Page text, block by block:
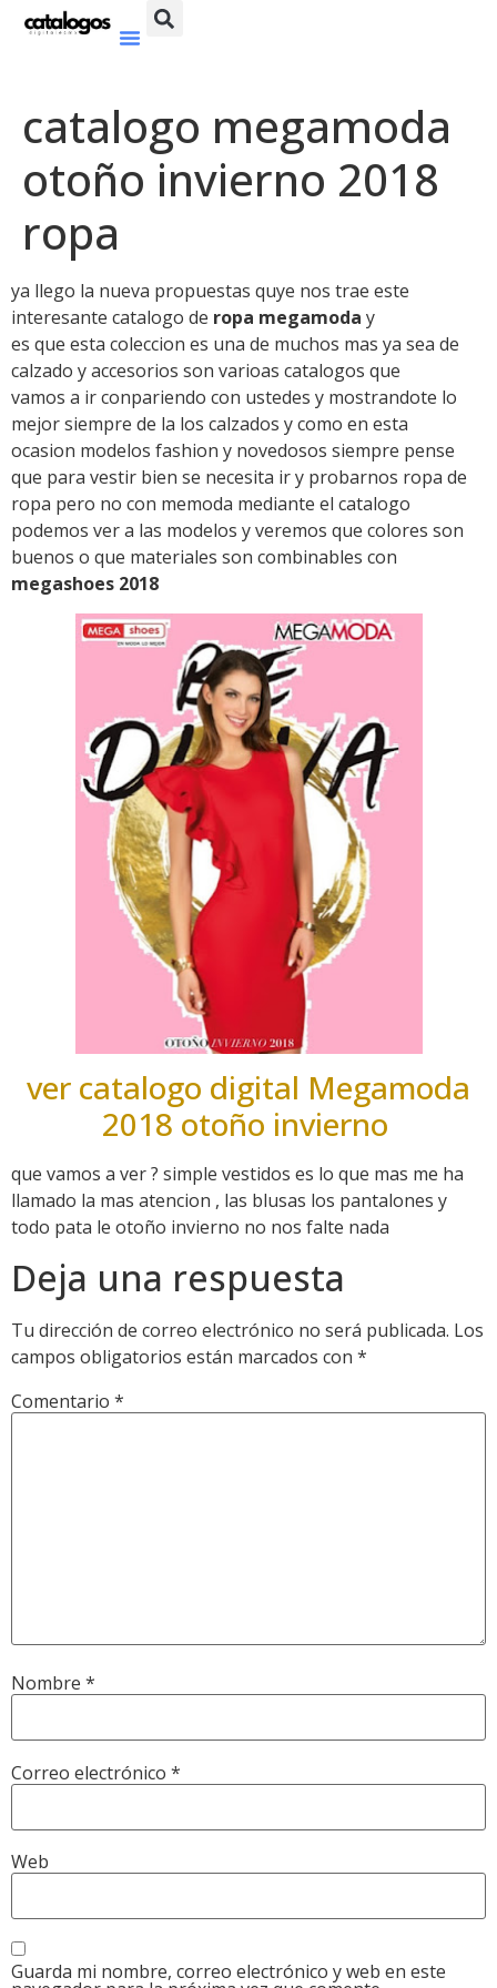
catalogo megamoda
otoño invierno 2018
ropa
ya llego la nueva propuestas quye nos trae este
interesante catalogo de ropa megamoda y
es que esta coleccion es una de muchos mas ya sea de
calzado y accesorios son varioas catalogos que
vamos a ir conpariendo con ustedes y mostrandote lo
mejor siempre de la los calzados y como en esta
ocasion modelos fashion y novedosos siempre pense
que para vestir bien se necesita ir y probarnos ropa de
ropa pero no con memoda mediante el catalogo
podemos ver a las modelos y veremos que colores son
buenos o que materiales son combinables con
megashoes 2018
ver catalogo digital Megamoda
2018 otoño invierno
que vamos a ver ? simple vestidos es lo que mas me ha
llamado la mas atencion , las blusas los pantalones y
todo pata le otoño invierno no nos falte nada
Deja una respuesta
Tu dirección de correo electrónico no será publicada. Los
campos obligatorios están marcados con *
Comentario *
Nombre *
Correo electrónico *
Web
Guarda mi nombre, correo electrónico y web en este